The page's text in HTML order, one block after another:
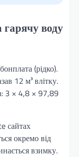
гарячу воду
(рідко).
12 м³ влітку.
3 × 4,8 × 97,89
сайтах
окремо від
взимку.